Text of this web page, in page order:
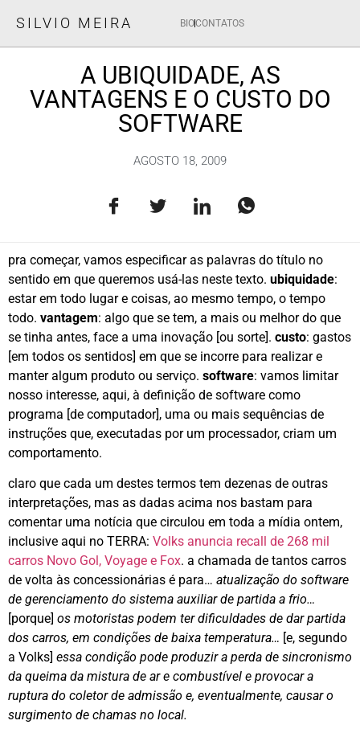
SILVIO MEIRA BIOCONTATOS
A UBIQUIDADE, AS
VANTAGENS E O CUSTO DO
SOFTWARE
AGOSTO 18, 2009
pra começar, vamos especificar as palavras do título no
sentido em que queremos usá-las neste texto. ubiquidade:
estar em todo lugar e coisas, ao mesmo tempo, o tempo
todo. vantagem: algo que se tem, a mais ou melhor do que
se tinha antes, face a uma inovação [ou sorte]. custo: gastos
[em todos os sentidos] em que se incorre para realizar e
manter algum produto ou serviço. software: vamos limitar
nosso interesse, aqui, à definição de software como
programa [de computador], uma ou mais sequências de
instruções que, executadas por um processador, criam um
comportamento.
claro que cada um destes termos tem dezenas de outras
interpretações, mas as dadas acima nos bastam para
comentar uma notícia que circulou em toda a mídia ontem,
inclusive aqui no TERRA: Volks anuncia recall de 268 mil
carros Novo Gol, Voyage e Fox. a chamada de tantos carros
de volta às concessionárias é para… atualização do software
de gerenciamento do sistema auxiliar de partida a frio…
[porque] os motoristas podem ter dificuldades de dar partida
dos carros, em condições de baixa temperatura… [e, segundo
a Volks] essa condição pode produzir a perda de sincronismo
da queima da mistura de ar e combustível e provocar a
ruptura do coletor de admissão e, eventualmente, causar o
surgimento de chamas no local.